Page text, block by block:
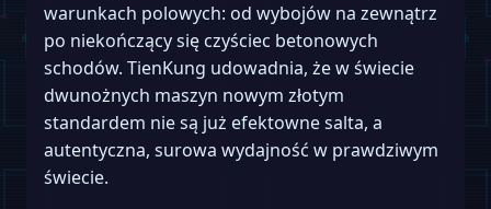
warunkach polowych: od wybojów na zewnątrz
po niekończący się czyściec betonowych
schodów. TienKung udowadnia, że w świecie
dwunożnych maszyn nowym złotym
standardem nie są już efektowne salta, a
autentyczna, surowa wydajność w prawdziwym
świecie.